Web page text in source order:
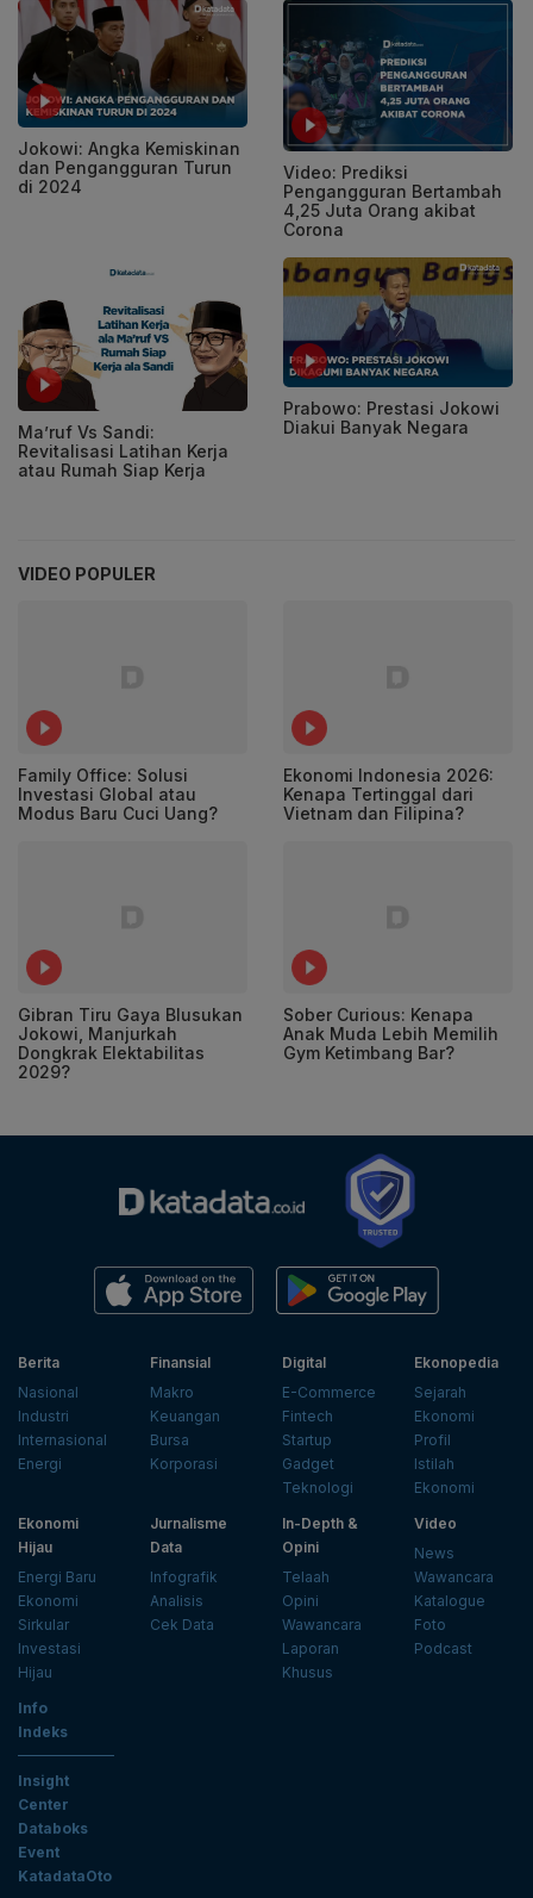
Jokowi: Angka Kemiskinan
dan Pengangguran Turun
di 2024
Video: Prediksi
Pengangguran Bertambah
4,25 Juta Orang akibat
Corona
Ma’ruf Vs Sandi:
Revitalisasi Latihan Kerja
atau Rumah Siap Kerja
Prabowo: Prestasi Jokowi
Diakui Banyak Negara
VIDEO POPULER
Family Office: Solusi
Investasi Global atau
Modus Baru Cuci Uang?
Ekonomi Indonesia 2026:
Kenapa Tertinggal dari
Vietnam dan Filipina?
Gibran Tiru Gaya Blusukan
Jokowi, Manjurkah
Dongkrak Elektabilitas
2029?
Sober Curious: Kenapa
Anak Muda Lebih Memilih
Gym Ketimbang Bar?
Berita
Nasional
Industri
Internasional
Energi
Finansial
Makro
Keuangan
Bursa
Korporasi
Digital
E-Commerce
Fintech
Startup
Gadget
Teknologi
Ekonopedia
Sejarah
Ekonomi
Profil
Istilah
Ekonomi
Ekonomi
Hijau
Energi Baru
Ekonomi
Sirkular
Investasi
Hijau
Jurnalisme
Data
Infografik
Analisis
Cek Data
In-Depth &
Opini
Telaah
Opini
Wawancara
Laporan
Khusus
Video
News
Wawancara
Katalogue
Foto
Podcast
Info
Indeks
Insight
Center
Databoks
Event
KatadataOto